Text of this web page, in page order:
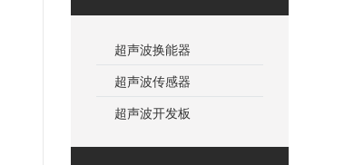
超声波换能器
超声波传感器
超声波开发板